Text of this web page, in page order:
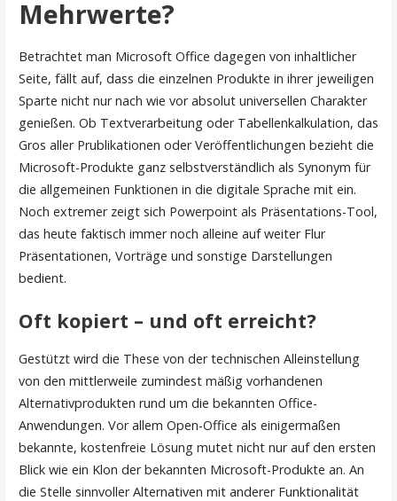
Mehrwerte?
Betrachtet man Microsoft Office dagegen von inhaltlicher
Seite, fällt auf, dass die einzelnen Produkte in ihrer jeweiligen
Sparte nicht nur nach wie vor absolut universellen Charakter
genießen. Ob Textverarbeitung oder Tabellenkalkulation, das
Gros aller Prublikationen oder Veröffentlichungen bezieht die
Microsoft-Produkte ganz selbstverständlich als Synonym für
die allgemeinen Funktionen in die digitale Sprache mit ein.
Noch extremer zeigt sich Powerpoint als Präsentations-Tool,
das heute faktisch immer noch alleine auf weiter Flur
Präsentationen, Vorträge und sonstige Darstellungen
bedient.
Oft kopiert – und oft erreicht?
Gestützt wird die These von der technischen Alleinstellung
von den mittlerweile zumindest mäßig vorhandenen
Alternativprodukten rund um die bekannten Office-
Anwendungen. Vor allem Open-Office als einigermaßen
bekannte, kostenfreie Lösung mutet nicht nur auf den ersten
Blick wie ein Klon der bekannten Microsoft-Produkte an. An
die Stelle sinnvoller Alternativen mit anderer Funktionalität